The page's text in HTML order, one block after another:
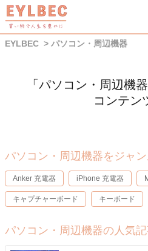
EYLBEC パソコン・周辺機器
「パソコン・周辺機
コンテン
パソコン・周辺機器をジャ
Anker 充電器 iPhone 充電器
キャプチャーボード キーボード
パソコン・周辺機器の人気